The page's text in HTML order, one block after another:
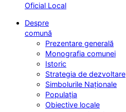
Oficial Local
Despre
comună
Prezentare generală
Monografia comunei
Istoric
Strategia de dezvoltare
Simbolurile Naționale
Populația
Obiective locale